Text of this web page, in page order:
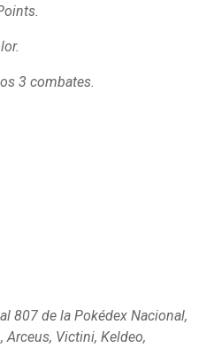
3 combates.
807 de la Pokédex Nacional,
Arceus, Victini, Keldeo,